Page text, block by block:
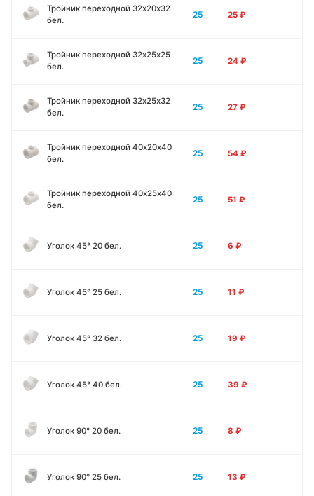
Тройник переходной 32х20х32
бел.
25 25 ₽
Тройник переходной 32х25х25
бел.
25 24 ₽
Тройник переходной 32х25х32
бел.
25 27 ₽
Тройник переходной 40х20х40
бел.
25 54 ₽
Тройник переходной 40х25х40
бел.
25 51 ₽
Уголок 45° 20 бел. 25 6 ₽
Уголок 45° 25 бел. 25 11 ₽
Уголок 45° 32 бел. 25 19 ₽
Уголок 45° 40 бел. 25 39 ₽
Уголок 90° 20 бел. 25 8 ₽
Уголок 90° 25 бел. 25 13 ₽